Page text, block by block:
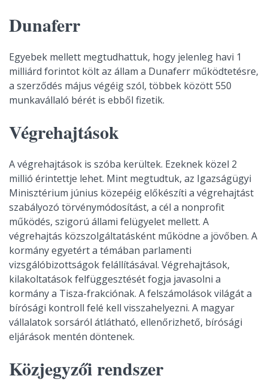
Dunaferr
Egyebek mellett megtudhattuk, hogy jelenleg havi 1
milliárd forintot költ az állam a Dunaferr működtetésre,
a szerződés május végéig szól, többek között 550
munkavállaló bérét is ebből fizetik.
Végrehajtások
A végrehajtások is szóba kerültek. Ezeknek közel 2
millió érintettje lehet. Mint megtudtuk, az Igazságügyi
Minisztérium június közepéig előkészíti a végrehajtást
szabályozó törvénymódosítást, a cél a nonprofit
működés, szigorú állami felügyelet mellett. A
végrehajtás közszolgáltatásként működne a jövőben. A
kormány egyetért a témában parlamenti
vizsgálóbizottságok felállításával. Végrehajtások,
kilakoltatások felfüggesztését fogja javasolni a
kormány a Tisza-frakciónak. A felszámolások világát a
bírósági kontroll felé kell visszahelyezni. A magyar
vállalatok sorsáról átlátható, ellenőrizhető, bírósági
eljárások mentén döntenek.
Közjegyzői rendszer